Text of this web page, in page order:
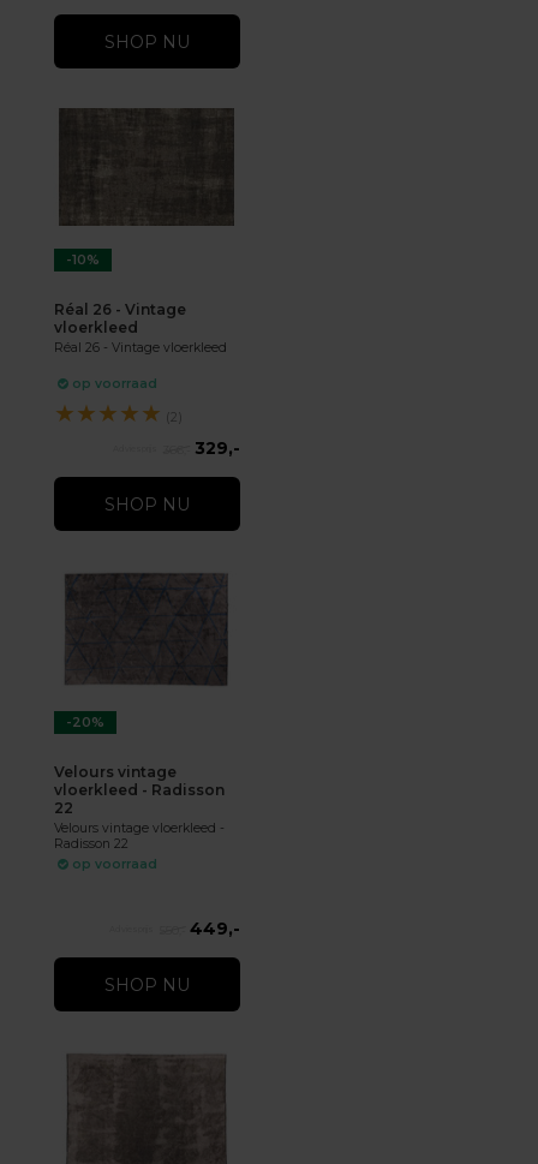
SHOP NU
-10%
Réal 26 - Vintage
vloerkleed
Réal 26 - Vintage vloerkleed
op voorraad
★★★★★ (2)
329,-
SHOP NU
-20%
Velours vintage
vloerkleed - Radisson
22
Velours vintage vloerkleed -
Radisson 22
op voorraad
449,-
SHOP NU